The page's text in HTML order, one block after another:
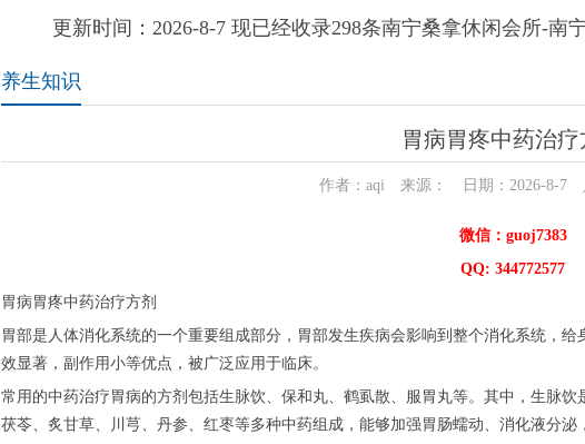
更新时间：2026-8-7 现已经收录298条南宁桑拿休闲会所-南
养生知识
胃病胃疼中药治疗
作者：aqi 来源： 日期：2026-8-7
微信：guoj7383
QQ: 344772577
胃病胃疼中药治疗方剂
胃部是人体消化系统的一个重要组成部分，胃部发生疾病会影响到整个消化系统，
效显著，副作用小等优点，被广泛应用于临床。
常用的中药治疗胃病的方剂包括生脉饮、保和丸、鹤虱散、服胃丸等。其中，生脉
茯苓、炙甘草、川芎、丹参、红枣等多种中药组成，能够加强胃肠蠕动、消化液分泌